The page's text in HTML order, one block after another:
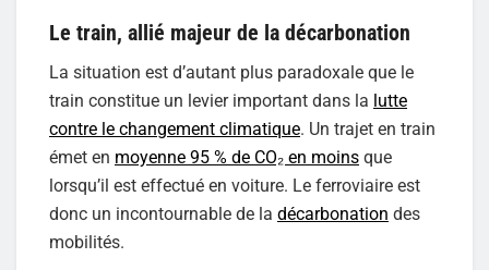
Le train, allié majeur de la décarbonation
La situation est d’autant plus paradoxale que le
train constitue un levier important dans la lutte
contre le changement climatique. Un trajet en train
émet en moyenne 95 % de CO₂ en moins que
lorsqu’il est effectué en voiture. Le ferroviaire est
donc un incontournable de la décarbonation des
mobilités.